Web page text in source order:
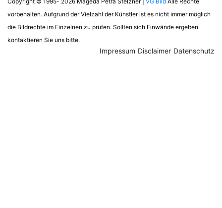
vorbehalten. Aufgrund der Vielzahl der Künstler ist es nicht immer möglich
die Bildrechte im Einzelnen zu prüfen. Sollten sich Einwände ergeben
kontaktieren Sie uns bitte.
Datenschutz
Disclaimer
Impressum